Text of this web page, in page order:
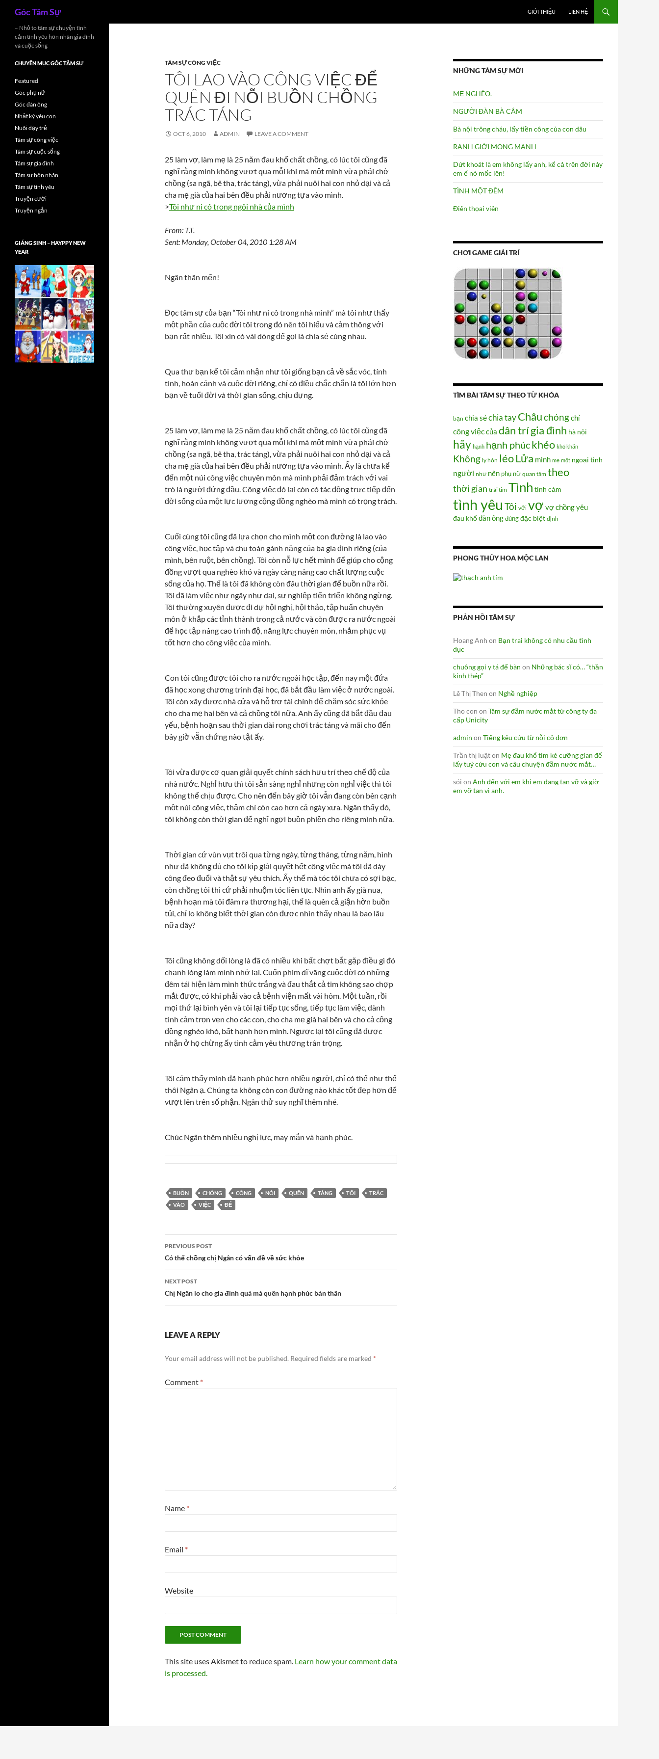
Góc Tâm Sự GIỚI THIỆU LIÊN HỆ
TÂM SỰ CÔNG VIỆC
TÔI LAO VÀO CÔNG VIỆC ĐỂ
QUÊN ĐI NỖI BUỒN CHỒNG
TRÁC TÁNG
OCT 6, 2010 ADMIN LEAVE A COMMENT
25 làm vợ, làm mẹ là 25 năm đau khổ chất chồng, có lúc tôi cũng đã
nghĩ rằng mình không vượt qua mỗi khi mà một mình vừa phải chờ
chồng (sa ngã, bê tha, trác táng), vừa phải nuôi hai con nhỏ dại và cả
cha mẹ già của hai bên đều phải nương tựa vào mình.
>Tôi như ni cô trong ngôi nhà của mình
From: T.T.
Sent: Monday, October 04, 2010 1:28 AM
Ngân thân mến!
Đọc tâm sự của bạn “Tôi như ni cô trong nhà mình” mà tôi như thấy
một phần của cuộc đời tôi trong đó nên tôi hiểu và cảm thông với
bạn rất nhiều. Tôi xin có vài dòng để gọi là chia sẻ cùng nhau.
Qua thư bạn kể tôi cảm nhận như tôi giống bạn cả về sắc vóc, tính
tình, hoàn cảnh và cuộc đời riêng, chỉ có điều chắc chắn là tôi lớn hơn
bạn về tuổi đời và thời gian sống, chịu đựng.
25 làm vợ, làm mẹ là 25 năm đau khổ chất chồng, có lúc tôi cũng đã
nghĩ rằng mình không vượt qua mỗi khi mà một mình vừa phải chờ
chồng (sa ngã, bê tha, trác táng), vừa phải nuôi hai con nhỏ dại và cả
cha mẹ già của hai bên đều phải nương tựa vào mình. Ấy là chưa kể
đến một núi công việc chuyên môn mà mình phải đảm trách với vai
trò là người đứng đầu. Công việc đó lại còn có tác động trực tiếp đến
đời sống của một lực lượng cộng đồng nghèo mà mình có trọng trách.
Cuối cùng tôi cũng đã lựa chọn cho mình một con đường là lao vào
công việc, học tập và chu toàn gánh nặng của ba gia đình riêng (của
mình, bên ruột, bên chồng). Tôi còn nỗ lực hết mình để giúp cho cộng
đồng vượt qua nghèo khó và ngày càng nâng cao chất lượng cuộc
sống của họ. Thế là tôi đã không còn đâu thời gian để buồn nữa rồi.
Tôi đã làm việc như ngây như dại, sự nghiệp tiến triển không ngừng.
Tôi thường xuyên được đi dự hội nghị, hội thảo, tập huấn chuyên
môn ở khắp các tỉnh thành trong cả nước và còn được ra nước ngoài
để học tập nâng cao trình độ, năng lực chuyên môn, nhằm phục vụ
tốt hơn cho công việc của mình.
Con tôi cũng được tôi cho ra nước ngoài học tập, đến nay một đứa
đã học xong chương trình đại học, đã bắt đầu làm việc ở nước ngoài.
Tôi còn xây được nhà cửa và hỗ trợ tài chính để chăm sóc sức khỏe
cho cha mẹ hai bên và cả chồng tôi nữa. Anh ấy cũng đã bắt đầu đau
yếu, bệnh hoạn sau thời gian dài rong chơi trác táng và mãi cho đến
bây giờ vẫn chứng nào tật ấy.
Tôi vừa được cơ quan giải quyết chính sách hưu trí theo chế độ của
nhà nước. Nghỉ hưu thì tôi sẵn sàng nghỉ nhưng còn nghỉ việc thì tôi
không thể chịu được. Cho nên đến bây giờ tôi vẫn đang còn bên cạnh
một núi công việc, thậm chí còn cao hơn cả ngày xưa. Ngân thấy đó,
tôi không còn thời gian để nghĩ ngợi buồn phiền cho riêng mình nữa.
Thời gian cứ vùn vụt trôi qua từng ngày, từng tháng, từng năm, hình
như đã không đủ cho tôi kịp giải quyết hết công việc mà tôi đã dày
công đeo đuổi và thật sự yêu thích. Ấy thế mà tóc tôi chưa có sợi bạc,
còn chồng tôi thì cứ phải nhuộm tóc liên tục. Nhìn anh ấy già nua,
bệnh hoạn mà tôi đâm ra thương hại, thế là quên cả giận hờn buồn
tủi, chỉ lo không biết thời gian còn được nhìn thấy nhau là bao lâu
nữa đây?
Tôi cũng không dối lòng là đã có nhiều khi bất chợt bắt gặp điều gì đó
chạnh lòng làm mình nhớ lại. Cuốn phim dĩ vãng cuộc đời có những
đêm tái hiện làm mình thức trắng và đau thắt cả tim không sao chợp
mắt được, có khi phải vào cả bệnh viện mất vài hôm. Một tuần, rồi
mọi thứ lại bình yên và tôi lại tiếp tục sống, tiếp tục làm việc, dành
tình cảm trọn vẹn cho các con, cho cha mẹ già hai bên và cho cả cộng
đồng nghèo khó, bất hạnh hơn mình. Ngược lại tôi cũng đã được
nhận ở họ chừng ấy tình cảm yêu thương trân trọng.
Tôi cảm thấy mình đã hạnh phúc hơn nhiều người, chỉ có thể như thế
thôi Ngân ạ. Chúng ta không còn con đường nào khác tốt đẹp hơn để
vượt lên trên số phận. Ngân thử suy nghĩ thêm nhé.
Chúc Ngân thêm nhiều nghị lực, may mắn và hạnh phúc.
BUỒN CHÓNG CÔNG NÓI QUÊN TÁNG TÔI
TRÁC
VÀO
VIỆC ĐỂ
Post
navigation
PREVIOUS POST
Có thể chồng chị Ngân có vấn đề về sức khỏe
NEXT POST
Chị Ngân lo cho gia đình quá mà quên hạnh phúc bản thân
LEAVE A REPLY
Your email address will not be published. Required fields are marked *
Comment *
Name *
Email *
Website
This site uses Akismet to reduce spam. Learn how your comment data
is processed.
NHỮNG TÂM SỰ MỚI
MẸ NGHÈO.
NGƯỜI ĐÀN BÀ CÂM
Bà nội trông cháu, lấy tiền công của con dâu
RANH GIỚI MONG MANH
Dứt khoát là em không lấy anh, kể cả trên đời này
em ế nó mốc lên!
TÌNH MỘT ĐÊM
Điên thọai viên
CHƠI GAME GIẢI TRÍ
TÌM BÀI TÂM SỰ THEO TỪ KHÓA
bạn chia sẻchia tay Châuchóngchỉ
công việccủa dân trígia đình hà nội
hãy hạnh hạnh phúckhéo khó khăn
Không ly hôn léoLửa mình mẹ một ngoại tình
người như nên phụ nữ quan tâm theo
thời gian trái tim Tình tình cảm
tình yêu Tôi với vợ vợ chồngyêu
đau khổđàn ôngđúngđặc biệt định
PHONG THỦY HOA MỘC LAN
PHẢN HỒI TÂM SỰ
Hoang Anh on Bạn trai không có nhu cầu tình
dục
chuông gọi y tá để bàn on Những bác sĩ có… “thần
kinh thép”
Lê Thị Then on Nghề nghiệp
Tho con on Tâm sự đẫm nước mắt từ công ty đa
cấp Unicity
admin on Tiếng kêu cứu từ nỗi cô đơn
Trần thị luậton Mẹ đau khổ tìm kẻ cưỡng gian để
lấy tuỷ cứu con và câu chuyện đẫm nước mắt…
sói on Anh đến với em khi em đang tan vỡ và giờ
em vỡ tan vì anh.
– Nhỏ to tâm sự chuyện tình
cảm tình yêu hôn nhân gia đình
và cuộc sống
CHUYÊN MỤC GÓC TÂM SỰ
Featured
Góc phụ nữ
Góc đàn ông
Nhật ký yêu con
Nuôi dạy trẻ
Tâm sự công việc
Tâm sự cuộc sống
Tâm sự gia đình
Tâm sự hôn nhân
Tâm sự tình yêu
Truyện cười
Truyện ngắn
GIÁNG SINH – HAYPPY NEW
YEAR